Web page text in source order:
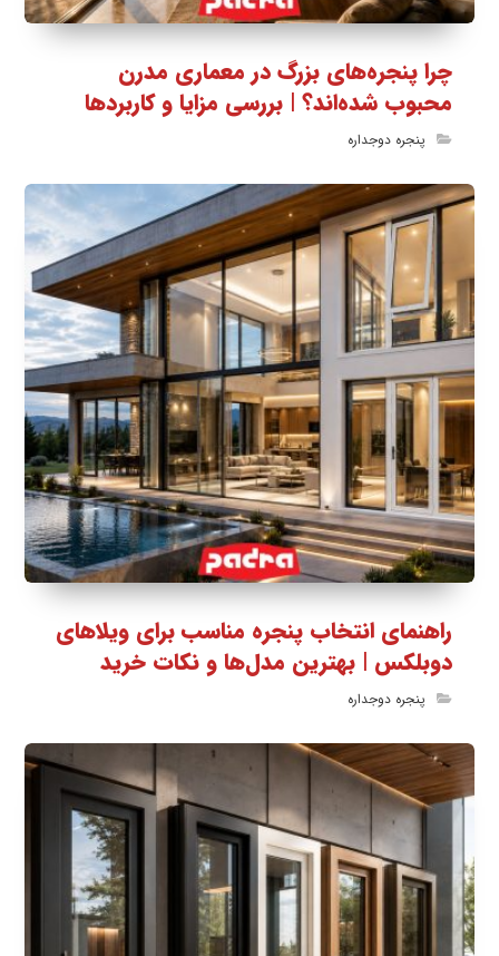
چرا پنجره‌های بزرگ در معماری مدرن
محبوب شده‌اند؟ | بررسی مزایا و کاربردها
پنجره دوجداره
راهنمای انتخاب پنجره مناسب برای ویلاهای
دوبلکس | بهترین مدل‌ها و نکات خرید
پنجره دوجداره